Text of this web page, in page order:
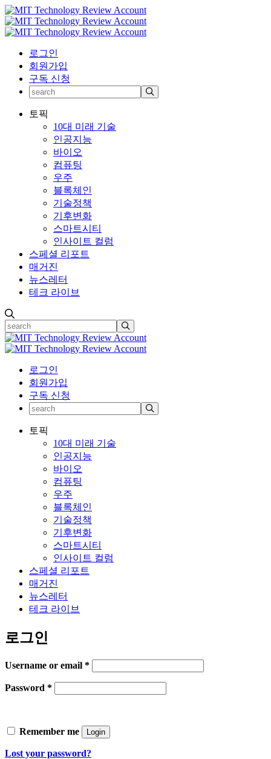
로그인
회원가입
구독 신청
토픽
10대 미래 기술
인공지능
바이오
컴퓨팅
우주
블록체인
기술정책
기후변화
스마트시티
인사이트 컬럼
스페셜 리포트
매거진
뉴스레터
테크 라이브
로그인
회원가입
구독 신청
토픽
10대 미래 기술
인공지능
바이오
컴퓨팅
우주
블록체인
기술정책
기후변화
스마트시티
인사이트 컬럼
스페셜 리포트
매거진
뉴스레터
테크 라이브
로그인
Username or email *
Password *
Remember me Login
Lost your password?